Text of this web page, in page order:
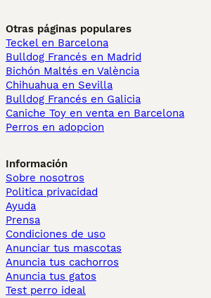
Otras páginas populares
Teckel en Barcelona
Bulldog Francés en Madrid
Bichón Maltés en València
Chihuahua en Sevilla
Bulldog Francés en Galicia
Caniche Toy en venta en Barcelona
Perros en adopcion
Información
Sobre nosotros
Politica privacidad
Ayuda
Prensa
Condiciones de uso
Anunciar tus mascotas
Anuncia tus cachorros
Anuncia tus gatos
Test perro ideal